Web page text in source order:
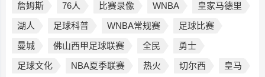
詹姆斯
76人 比赛录像 WNBA
皇家马德里
湖人
足球科普 WNBA常规赛
足球比赛
曼城
佛山西甲足球联赛 全民
勇士
足球文化
NBA夏季联赛 热火 切尔西 皇马